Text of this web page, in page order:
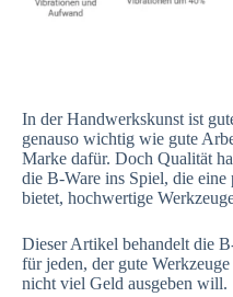
In der Handwerkskunst ist
genauso wichtig wie gute
Marke dafür. Doch Qualität
die B-Ware ins Spiel, die
bietet, hochwertige
Dieser Artikel behandelt die
für jeden, der gute
nicht viel Geld ausgeben will.